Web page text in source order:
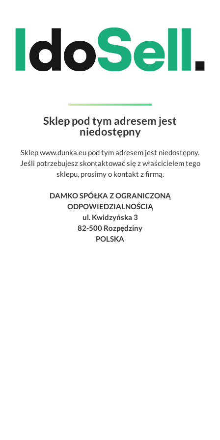
Sklep pod tym adresem jest
niedostępny
Sklep www.dunka.eu pod tym adresem jest niedostępny.
Jeśli potrzebujesz skontaktować się z właścicielem tego
sklepu, prosimy o kontakt z firmą.
DAMKO SPÓŁKA Z OGRANICZONĄ
ODPOWIEDZIALNOŚCIĄ
ul. Kwidzyńska 3
82-500 Rozpędziny
POLSKA